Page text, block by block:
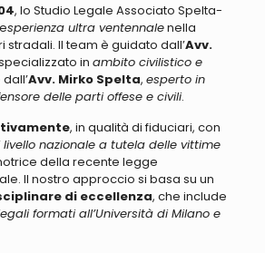
, lo Studio Legale Associato Spelta-
sperienza ultra ventennalenella
stradali. Il team è guidato dall’Avv.
in ambito civilistico e
dall’Avv. Mirko Spelta, esperto in
delle parti offese e civili.
, in qualità di fiduciari, con
nazionale a tutela delle vittime
della recente legge
Il nostro approccio si basa su un
di eccellenza, che include
formati all’Università di Milano e